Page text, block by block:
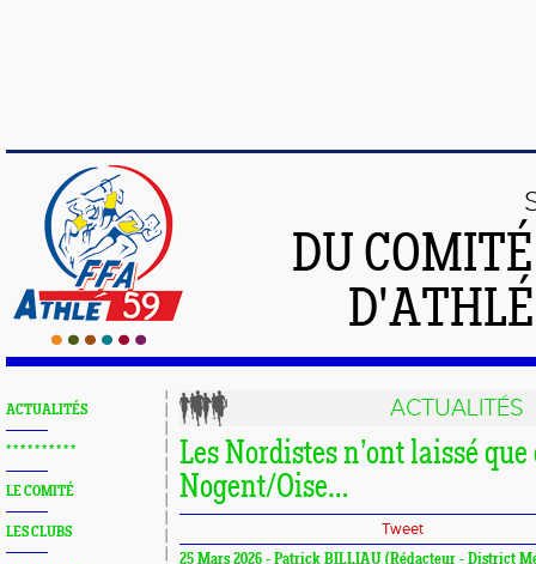
DU
ACTUALITÉS
* * * * * * * * * *
LE COMITÉ
LES CLUBS
ACTUALITÉS
Les Nordistes n’ont laissé
Nogent/Oise…
Tweet
25 Mars 2026 - Patrick BILLIAU (Rédacteur - District